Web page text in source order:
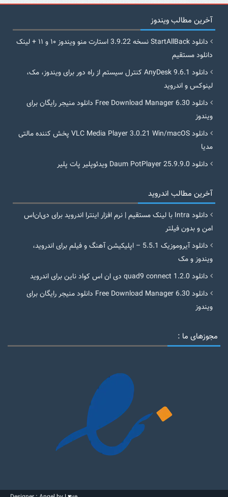
آخرین مطالب ویندوز
دانلود StartAllBack نسخه 3.9.22 استارت منو ویندوز ۱۰ و ۱۱ + لینک
دانلود مستقیم
دانلود AnyDesk 9.6.1 کنترل سیستم از راه دور برای ویندوز، مک،
لینوکس و اندروید
دانلود Free Download Manager 6.30 دانلود منیجر رایگان برای
ویندوز
دانلود VLC Media Player 3.0.21 Win/macOS پخش کننده مالتی
مدیا
دانلود Daum PotPlayer 25.9.9.0 ویدئوپلیر پات پلیر
آخرین مطالب اندروید
دانلود Intra با لینک مستقیم | نرم افزار اینترا اندروید برای دی‌ان‌اس
امن و بدون فیلتر
دانلود آیروموزیک 5.5.1 – اپلیکیشن آهنگ و فیلم برای اندروید،
ویندوز و مک
دانلود quad9 connect 1.2.0 دی ان اس کواد ناین برای اندروید
دانلود Free Download Manager 6.30 دانلود منیجر رایگان برای
ویندوز
مجوزهای ما :